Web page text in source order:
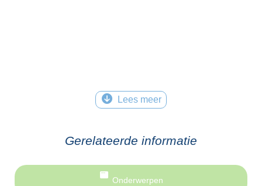
Lees meer
Gerelateerde informatie
Onderwerpen